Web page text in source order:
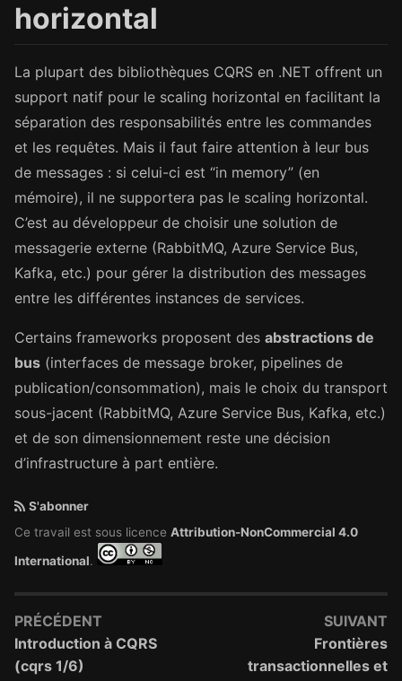
horizontal
La plupart des bibliothèques CQRS en .NET offrent un
support natif pour le scaling horizontal en facilitant la
séparation des responsabilités entre les commandes
et les requêtes. Mais il faut faire attention à leur bus
de messages : si celui-ci est “in memory” (en
mémoire), il ne supportera pas le scaling horizontal.
C’est au développeur de choisir une solution de
messagerie externe (RabbitMQ, Azure Service Bus,
Kafka, etc.) pour gérer la distribution des messages
entre les différentes instances de services.
Certains frameworks proposent des abstractions de
bus (interfaces de message broker, pipelines de
publication/consommation), mais le choix du transport
sous-jacent (RabbitMQ, Azure Service Bus, Kafka, etc.)
et de son dimensionnement reste une décision
d’infrastructure à part entière.
S'abonner
Ce travail est sous licence Attribution-NonCommercial 4.0
International.
PRÉCÉDENT
Introduction à CQRS
(cqrs 1/6)
SUIVANT
Frontières
transactionnelles et